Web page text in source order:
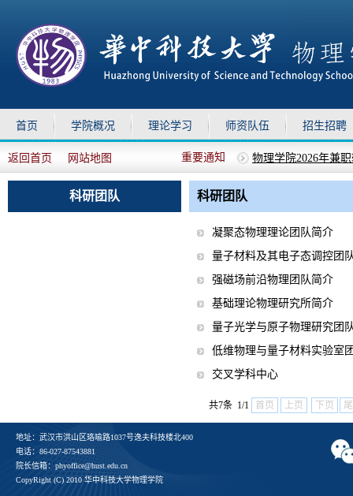
首页 学院概况 理论学习 师资队伍 招生招聘
返回首页 网站地图 重要通知
物理学院2026年兼
关于召开全院教职
关于召开全院教职
上移 下移
科研团队
科研团队
凝聚态物理理论团队简介
量子材料及其电子态调控团
强磁场前沿物理团队简介
基础理论物理研究所简介
量子光学与原子物理研究团
低维物理与量子材料实验室
交叉学科中心
共7条 1/1 首页 上页 下页
地址：武汉市洪山区珞喻路1037号逸夫科技楼北400
电话：86-027-87543881
院长信箱：phyoffice@hust.edu.cn
CopyRight (C) 2010 华中科技大学物理学院